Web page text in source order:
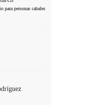
para personas cabales